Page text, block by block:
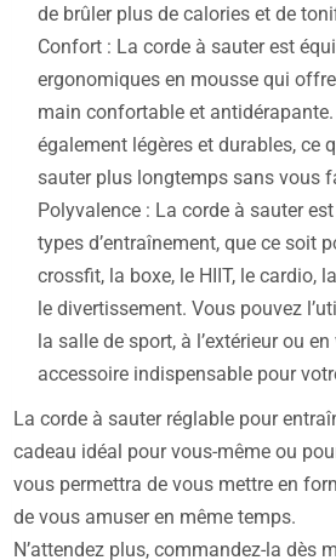
de brûler plus de calories et de
Confort : La corde à sauter est
ergonomiques en mousse qui
main confortable et
également légères et durables, ce
sauter plus longtemps sans vous
Polyvalence : La corde à sauter
types d’entraînement, que ce soit
crossfit, la boxe, le HIIT, le cardio,
le divertissement. Vous pouvez
la salle de sport, à l’extérieur ou en
accessoire indispensable pour
La corde à sauter réglable pour
cadeau idéal pour vous-même ou
vous permettra de vous mettre en
de vous amuser en même temps.
N’attendez plus, commandez-la dès